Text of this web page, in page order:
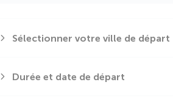
Sélectionner votre ville de départ
Durée et date de départ